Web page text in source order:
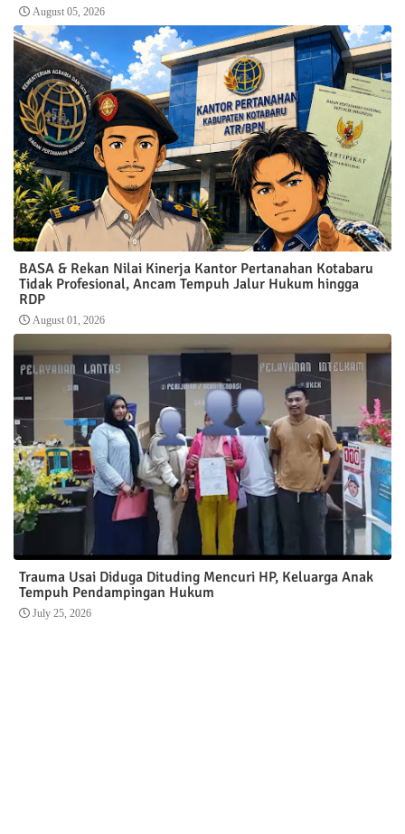
August 05, 2026
BASA & Rekan Nilai Kinerja Kantor Pertanahan Kotabaru
Tidak Profesional, Ancam Tempuh Jalur Hukum hingga
RDP
August 01, 2026
Trauma Usai Diduga Dituding Mencuri HP, Keluarga Anak
Tempuh Pendampingan Hukum
July 25, 2026